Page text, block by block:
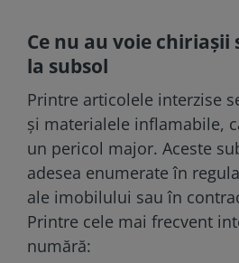
Ce nu au voie chiriașii
la subsol
Printre articolele interzise
și materialele inflamabile,
un pericol major. Aceste
adesea enumerate în
ale imobilului sau în
Printre cele mai frecvent
numără: